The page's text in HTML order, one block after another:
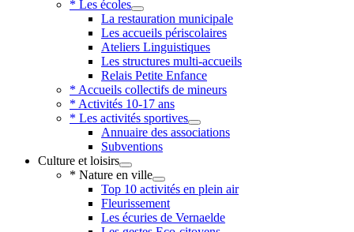
* Les écoles
La restauration municipale
Les accueils périscolaires
Ateliers Linguistiques
Les structures multi-accueils
Relais Petite Enfance
* Accueils collectifs de mineurs
* Activités 10-17 ans
* Les activités sportives
Annuaire des associations
Subventions
Culture et loisirs
* Nature en ville
Top 10 activités en plein air
Fleurissement
Les écuries de Vernaelde